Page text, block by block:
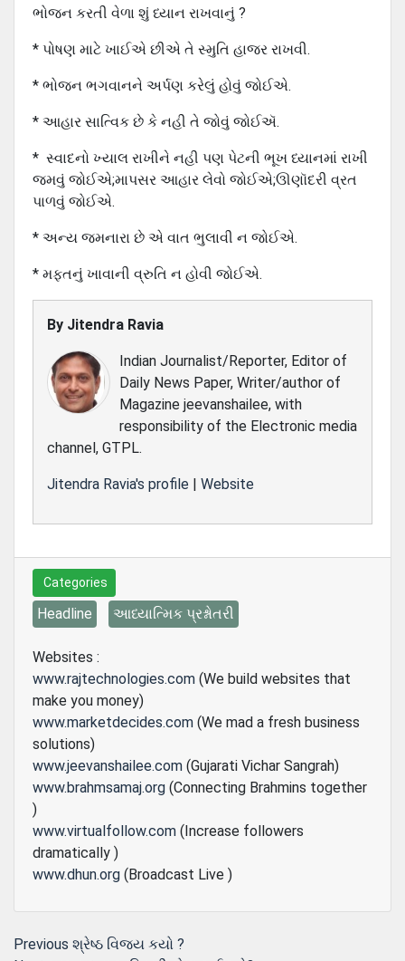
ભોજન કરતી વેળા શું ધ્યાન રાખવાનું ?
* પોષણ માટે ખાઈએ છીએ તે સ્મુતિ હાજર રાખવી.
* ભોજન ભગવાનને અર્પણ કરેલું હોવું જોઈએ.
* આહાર સાત્વિક છે કે નહી તે જોવું જોઈઍ.
* સ્વાદનો ખ્યાલ રાખીને નહી પણ પેટની ભૂખ ધ્યાનમાં રાખી
જમવું જોઈએ;માપસર આહાર લેવો જોઈએ;ઊણૉદરી વ્રત
પાળવું જોઈએ.
* અન્ય જમનારા છે એ વાત ભુલાવી ન જોઈએ.
* મફતનું ખાવાની વ્રુતિ ન હોવી જોઈએ.
By Jitendra Ravia
Indian Journalist/Reporter, Editor of
Daily News Paper, Writer/author of
Magazine jeevanshailee, with
responsibility of the Electronic media
channel, GTPL.
Jitendra Ravia's profile | Website
Categories
Headline આધ્યાત્મિક પ્રશ્નોતરી
Websites :
www.rajtechnologies.com (We build websites that
make you money)
www.marketdecides.com (We mad a fresh business
solutions)
www.jeevanshailee.com (Gujarati Vichar Sangrah)
www.brahmsamaj.org (Connecting Brahmins together
)
www.virtualfollow.com (Increase followers
dramatically )
www.dhun.org (Broadcast Live )
Post
Previous Previous
શ્રેષ્ઠ વિજય કયો ?